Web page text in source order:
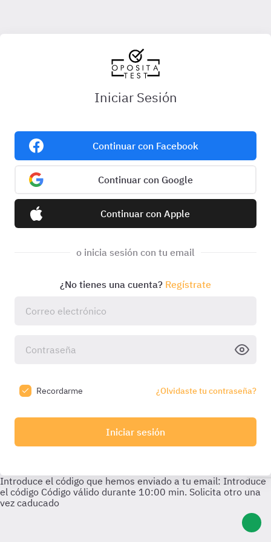
Iniciar Sesión
Continuar con Facebook
Continuar con Google
Continuar con Apple
o inicia sesión con tu email
¿No tienes una cuenta? Regístrate
Recordarme ¿Olvidaste tu contraseña?
Iniciar sesión
Introduce el código que hemos enviado a tu email: Introduce
el código Código válido durante 10:00 min. Solicita otro una
vez caducado